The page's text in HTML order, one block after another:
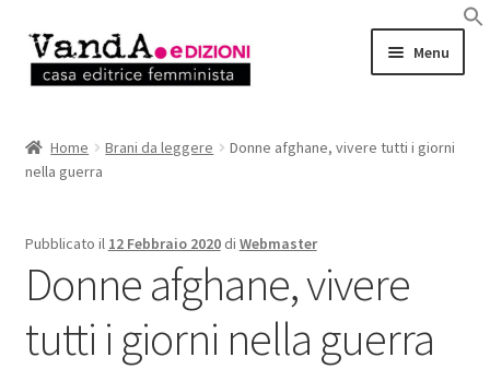
Vai
alla
Vai
al
Menu
EBOOK
AUTRICI e AUTORI
EVENTI
RASSEGNA STAMPA
Home Brani da leggere
Donne afghane, vivere tutti i giorni
nella guerra
Pubblicato il 12 Febbraio 2020 di Webmaster
Donne afghane, vivere
tutti i giorni nella guerra